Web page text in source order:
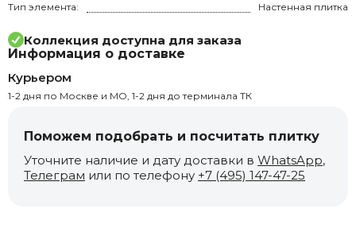
Тип элемента:
Настенная плитка
Коллекция доступна для заказа
Информация о доставке
Курьером
1-2 дня по Москве и МО, 1-2 дня до терминала ТК
Поможем подобрать и посчитать плитку
Уточните наличие и дату доставки в WhatsApp,
Телеграм или по телефону +7 (495) 147-47-25